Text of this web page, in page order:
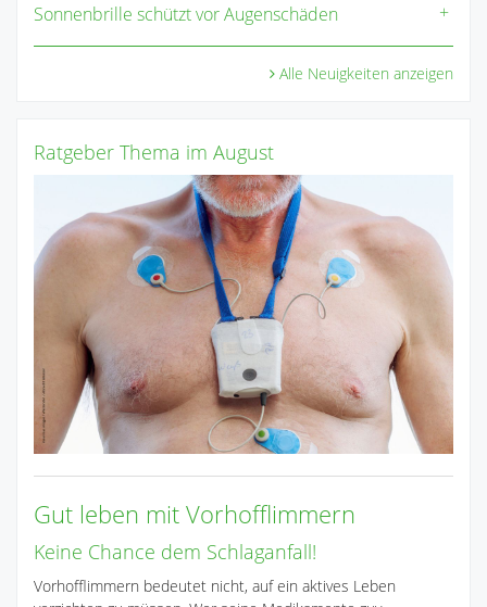
Sonnenbrille schützt vor Augenschäden
Alle Neuigkeiten anzeigen
Ratgeber Thema im August
Gut leben mit Vorhofflimmern
Keine Chance dem Schlaganfall!
Vorhofflimmern bedeutet nicht, auf ein aktives Leben